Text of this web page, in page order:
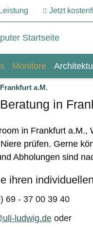
Jetzt
Monitore
a.M.
in
in Frankfurt a.M.,
prüfen. Gerne
Abholungen sind
ihren
69 - 37 00 39 40
ludwig.de oder